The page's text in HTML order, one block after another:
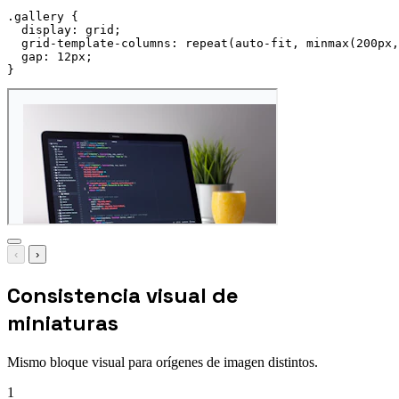
.gallery {
display : grid ;
grid-template-columns : repeat ( auto-fit , minmax ( 200px ,
gap : 12px ;
}
‹ ›
Consistencia visual de
miniaturas
Mismo bloque visual para orígenes de imagen distintos.
1